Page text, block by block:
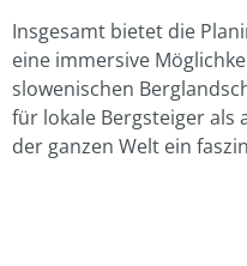
Insgesamt bietet die
eine immersive
slowenischen
für lokale Bergsteiger als
der ganzen Welt ein